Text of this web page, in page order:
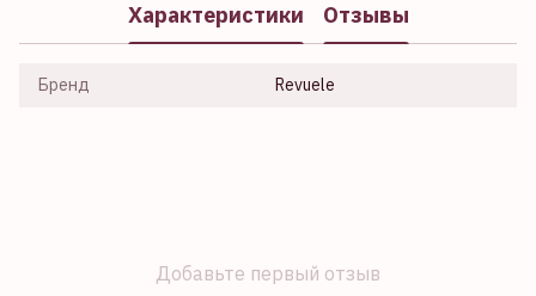
Характеристики Отзывы
Бренд Revuele
Добавьте первый отзыв